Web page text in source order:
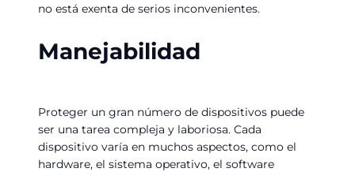
no está exenta de serios inconvenientes.
Manejabilidad
Proteger un gran número de dispositivos puede
ser una tarea compleja y laboriosa. Cada
dispositivo varía en muchos aspectos, como el
hardware, el sistema operativo, el software